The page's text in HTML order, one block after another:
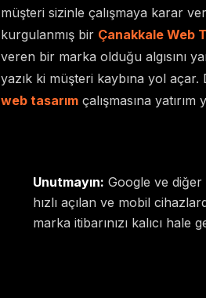
müşteri sizinle çalışmaya karar
kurgulanmış bir Çanakkale Web
veren bir marka olduğu algısını
yazık ki müşteri kaybına yol
web tasarımçalışmasına
Unutmayın: Google ve
hızlı açılan ve mobil
marka itibarınızı kalıcı hale